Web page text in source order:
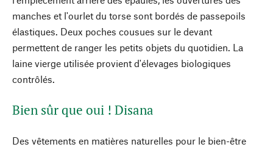
manches et l'ourlet du torse sont bordés de passepoils
élastiques. Deux poches cousues sur le devant
permettent de ranger les petits objets du quotidien. La
laine vierge utilisée provient d'élevages biologiques
contrôlés.
Bien sûr que oui ! Disana
Des vêtements en matières naturelles pour le bien-être